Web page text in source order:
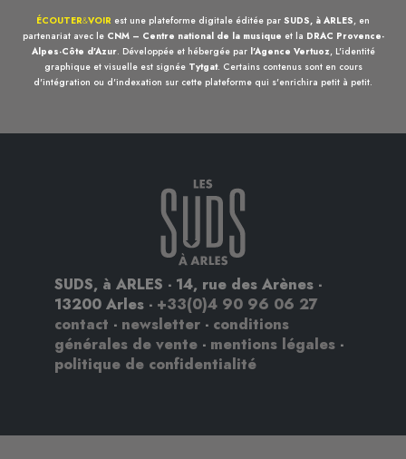
ÉCOUTER&VOIR est une plateforme digitale éditée par SUDS, à ARLES, en
partenariat avec le CNM – Centre national de la musique et la DRAC Provence-
Alpes-Côte d'Azur. Développée et hébergée par l'Agence Vertuoz, L'identité
graphique et visuelle est signée Tytgat. Certains contenus sont en cours
d'intégration ou d'indexation sur cette plateforme qui s'enrichira petit à petit.
SUDS, à ARLES - 14, rue des Arènes -
13200 Arles - +33(0)4 90 96 06 27
contact - newsletter - conditions
générales de vente - mentions légales -
politique de confidentialité